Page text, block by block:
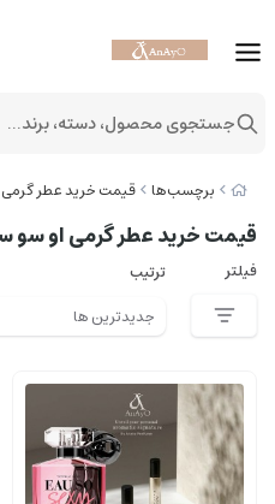
برچسب‌ها قیمت خرید عطر
قیمت خرید عطر گرمی او
فیلتر ترتیب
جستجوی محصول، دسته، برند...